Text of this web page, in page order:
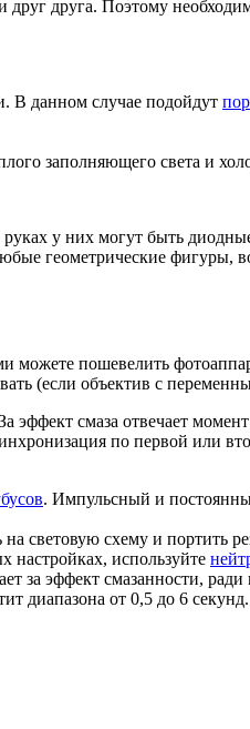
друга. Поэтому
В данном случае подойдут
заполняющего света и
у них могут быть
геометрические
пошевелить
(если объектив с
эффект смаза отвечает
по первой или
. Импульсный и
световую схему и портить
используйте
за эффект смазанности, ради
диапазона от 0,5 до 6